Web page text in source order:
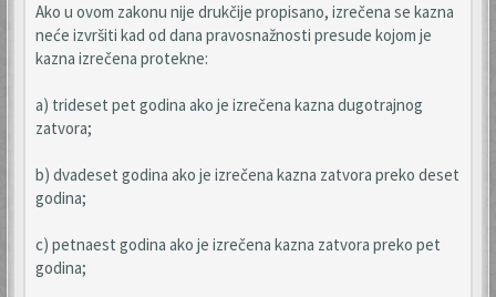
Ako u ovom zakonu nije drukčije propisano, izrečena se kazna
neće izvršiti kad od dana pravosnažnosti presude kojom je
kazna izrečena protekne:
a) trideset pet godina ako je izrečena kazna dugotrajnog
zatvora;
b) dvadeset godina ako je izrečena kazna zatvora preko deset
godina;
c) petnaest godina ako je izrečena kazna zatvora preko pet
godina;